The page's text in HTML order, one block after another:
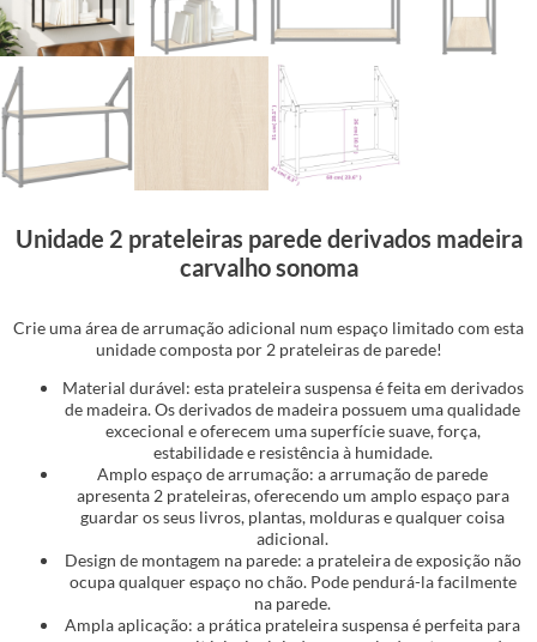
Unidade 2 prateleiras parede derivados madeira
carvalho sonoma
Crie uma área de arrumação adicional num espaço limitado com esta
unidade composta por 2 prateleiras de parede!
Material durável: esta prateleira suspensa é feita em derivados
de madeira. Os derivados de madeira possuem uma qualidade
excecional e oferecem uma superfície suave, força,
estabilidade e resistência à humidade.
Amplo espaço de arrumação: a arrumação de parede
apresenta 2 prateleiras, oferecendo um amplo espaço para
guardar os seus livros, plantas, molduras e qualquer coisa
adicional.
Design de montagem na parede: a prateleira de exposição não
ocupa qualquer espaço no chão. Pode pendurá-la facilmente
na parede.
Ampla aplicação: a prática prateleira suspensa é perfeita para